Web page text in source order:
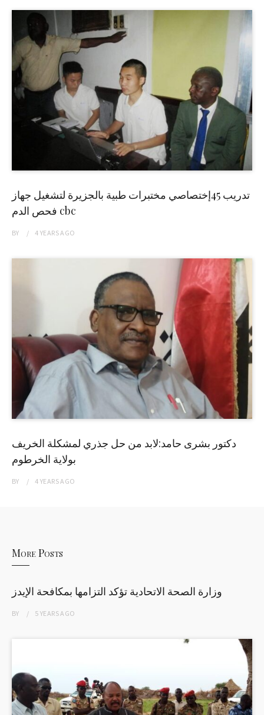
تدريب 45إختصاصي مختبرات طبية بالجزيرة لتشغيل جهاز
فحص الدم cbc
BY 4 YEARSAGO
دكتور بشرى حامد:لابد من حل جذري لمشكلة الخريف
بولاية الخرطوم
BY 4 YEARSAGO
More Posts
وزارة الصحة الاتحادية تؤكد التزامها بمكافحة الإيدز
BY 5 YEARSAGO